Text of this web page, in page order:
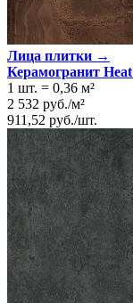
Лица плитки →
Керамогранит
1 шт. = 0,36 м²
2 532 руб./м²
911,52 руб./шт.